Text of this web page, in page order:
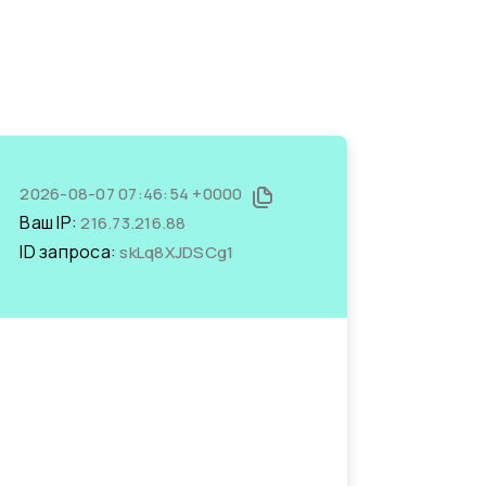
2026-08-07 07:46:54 +0000
Ваш IP:216.73.216.88
ID запроса:skLq8XJDSCg1